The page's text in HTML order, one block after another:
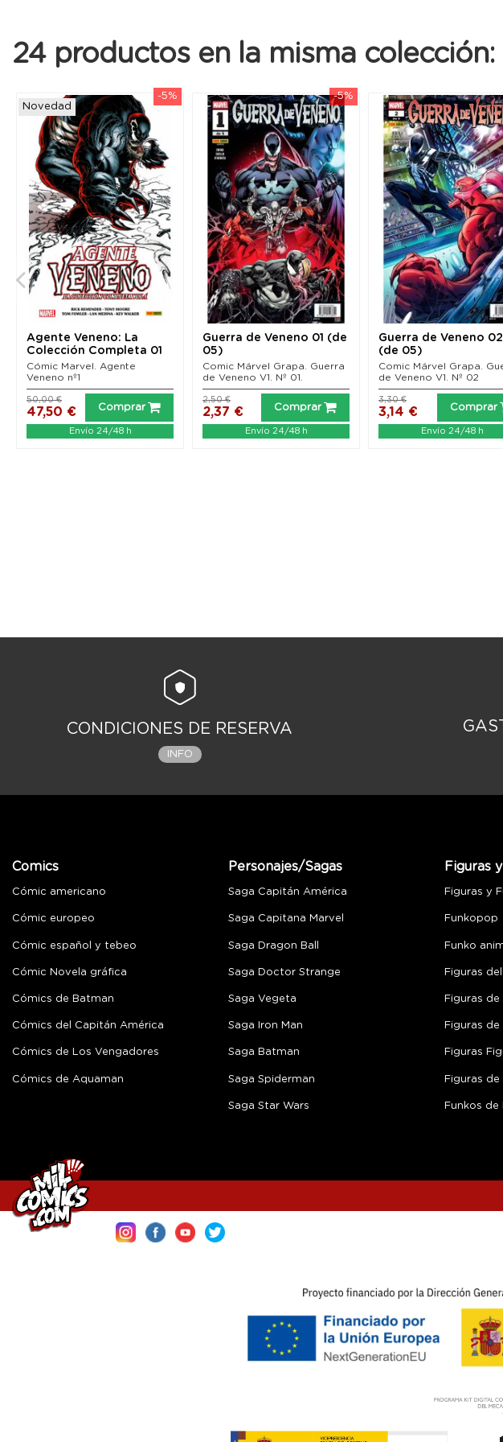
24 productos en la misma colección:
-5%
Novedad
Agente Veneno: La
Colección Completa 01
Cómic Marvel. Agente
Veneno nº1
47,50 €
50,00 €
Comprar
Envío 24/48 h
-5%
Guerra de Veneno 01 (de
05)
Comic Márvel Grapa. Guerra
de Veneno V1. Nº 01.
2,37 €
2,50 €
Comprar
Envío 24/48 h
Guerra de Veneno 02
(de 05)
Comic Márvel Grapa.
de Veneno V1. Nº 02
3,14 €
3,30 €
Comprar
Envío 24/48 h
CONDICIONES DE RESERVA
INFO
Comics
Cómic americano
Cómic europeo
Cómic español y tebeo
Cómic Novela gráfica
Cómics de Batman
Cómics del Capitán América
Cómics de Los Vengadores
Cómics de Aquaman
Personajes/Sagas
Saga Capitán América
Saga Capitana Marvel
Saga Dragon Ball
Saga Doctor Strange
Saga Vegeta
Saga Iron Man
Saga Batman
Saga Spiderman
Saga Star Wars
Figuras
Figuras y
Funkopop
Funko
Figuras
Figuras de
Figuras
Figuras
Figuras de
Funkos de